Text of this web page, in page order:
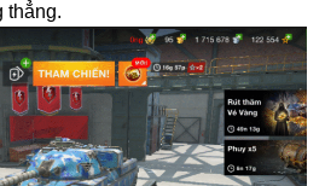
thẳng.